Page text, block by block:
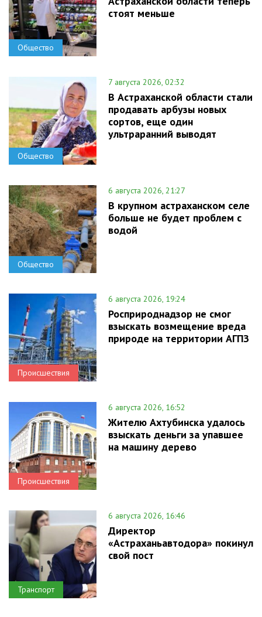
Общество
стоят меньше
Общество
7 августа 2026, 02:32
В Астраханской области стали
продавать арбузы новых
сортов, еще один
ультраранний выводят
Общество
6 августа 2026, 21:27
В крупном астраханском селе
больше не будет проблем с
водой
Происшествия
6 августа 2026, 19:24
Росприроднадзор не смог
взыскать возмещение вреда
природе на территории АГПЗ
Происшествия
6 августа 2026, 16:52
Жителю Ахтубинска удалось
взыскать деньги за упавшее
на машину дерево
Транспорт
6 августа 2026, 16:46
Директор
«Астраханьавтодора» покинул
свой пост